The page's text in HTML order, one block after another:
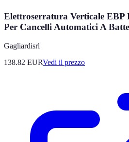
Elettroserratura Verticale EBP
Per Cancelli Automatici A
Gagliardisrl
138.82 EURVedi il prezzo